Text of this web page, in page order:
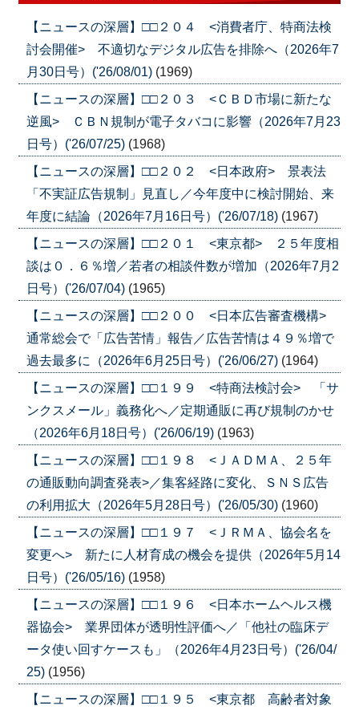
【ニュースの深層】□□２０４ <消費者庁、特商法検
討会開催> 不適切なデジタル広告を排除へ（2026年7
月30日号）('26/08/01) (1969)
【ニュースの深層】□□２０３ <ＣＢＤ市場に新たな
逆風> ＣＢＮ規制が電子タバコに影響（2026年7月23
日号）('26/07/25) (1968)
【ニュースの深層】□□２０２ <日本政府> 景表法
「不実証広告規制」見直し／今年度中に検討開始、来
年度に結論（2026年7月16日号）('26/07/18) (1967)
【ニュースの深層】□□２０１ <東京都> ２５年度相
談は０．６％増／若者の相談件数が増加（2026年7月2
日号）('26/07/04) (1965)
【ニュースの深層】□□２００ <日本広告審査機構>
通常総会で「広告苦情」報告／広告苦情は４９％増で
過去最多に（2026年6月25日号）('26/06/27) (1964)
【ニュースの深層】□□１９９ <特商法検討会> 「サ
ンクスメール」義務化へ／定期通販に再び規制のかせ
（2026年6月18日号）('26/06/19) (1963)
【ニュースの深層】□□１９８ <ＪＡＤＭＡ、２５年
の通販動向調査発表>／集客経路に変化、ＳＮＳ広告
の利用拡大（2026年5月28日号）('26/05/30) (1960)
【ニュースの深層】□□１９７ <ＪＲＭＡ、協会名を
変更へ> 新たに人材育成の機会を提供（2026年5月14
日号）('26/05/16) (1958)
【ニュースの深層】□□１９６ <日本ホームヘルス機
器協会> 業界団体が透明性評価へ／「他社の臨床デ
ータ使い回すケースも」（2026年4月23日号）('26/04/
25) (1956)
【ニュースの深層】□□１９５ <東京都 高齢者対象